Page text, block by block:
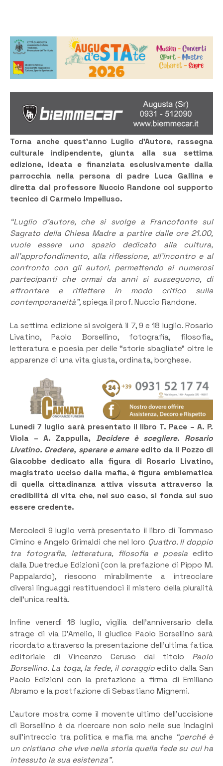
Torna anche quest’anno Luglio d’Autore, rassegna
culturale indipendente, giunta alla sua settima
edizione, ideata e finanziata esclusivamente dalla
parrocchia nella persona di padre Luca Gallina e
diretta dal professore Nuccio Randone col supporto
tecnico di Carmelo Impelluso.
“Luglio d’autore, che si svolge a Francofonte sul
Sagrato della Chiesa Madre a partire dalle ore 21.00,
vuole essere uno spazio dedicato alla cultura,
all’approfondimento, alla riflessione, all’incontro e al
confronto con gli autori, permettendo ai numerosi
partecipanti che ormai da anni si susseguono, di
affrontare e riflettere in modo critico sulla
contemporaneità”, spiega il prof. Nuccio Randone.
La settima edizione si svolgerà il 7, 9 e 18 luglio. Rosario
Livatino, Paolo Borsellino, fotografia, filosofia,
letteratura e poesia per delle “storie sbagliate” oltre le
apparenze di una vita giusta, ordinata, borghese.
Lunedì 7 luglio sarà presentato il libro T. Pace – A. P.
Viola – A. Zappulla, Decidere è scegliere. Rosario
Livatino. Credere, sperare e amareedito da il Pozzo di
Giacobbe dedicato alla figura di Rosario Livatino,
magistrato ucciso dalla mafia, è figura emblematica
di quella cittadinanza attiva vissuta attraverso la
credibilità di vita che, nel suo caso, si fonda sul suo
essere credente.
Mercoledì 9 luglio verrà presentato il libro di Tommaso
Cimino e Angelo Grimaldi che nel loro Quattro. Il doppio
tra fotografia, letteratura, filosofia e poesia edito
dalla Duetredue Edizioni (con la prefazione di Pippo M.
Pappalardo), riescono mirabilmente a intrecciare
diversi linguaggi restituendoci il mistero della pluralità
dell’unica realtà.
Infine venerdì 18 luglio, vigilia dell’anniversario della
strage di via D’Amelio, il giudice Paolo Borsellino sarà
ricordato attraverso la presentazione dell’ultima fatica
editoriale di Vincenzo Ceruso dal titolo Paolo
Borsellino. La toga, la fede, il coraggioedito dalla San
Paolo Edizioni con la prefazione a firma di Emiliano
Abramo e la postfazione di Sebastiano Mignemi.
L’autore mostra come il movente ultimo dell’uccisione
di Borsellino è da ricercare non solo nelle sue indagini
sull’intreccio tra politica e mafia ma anche “perché è
un cristiano che vive nella storia quella fede su cui ha
intessuto la sua esistenza”.